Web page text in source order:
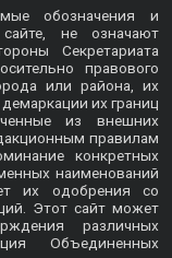
обозначения и
не означают
Секретариата
правового
или района, их
их границ
из внешних
правилам
конкретных
наименований
их одобрения со
Этот сайт может
различных
Объединенных